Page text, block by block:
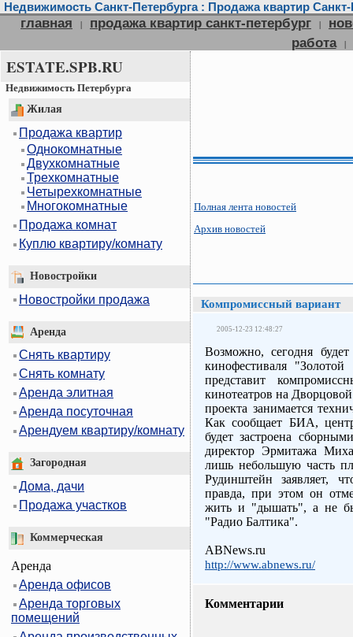
Недвижимость Санкт-Петербурга : Продажа квартир
главная | продажа квартир санкт-петербург |
работа
|
ESTATE.SPB.RU
Недвижимость Петербурга
Жилая
Продажа квартир
Однокомнатные
Двухкомнатные
Трехкомнатные
Четырехкомнатные
Многокомнатные
Продажа комнат
Куплю квартиру/комнату
Новостройки
Новостройки продажа
Аренда
Снять квартиру
Снять комнату
Аренда элитная
Аренда посуточная
Арендуем квартиру/комнату
Загородная
Дома, дачи
Продажа участков
Коммерческая
Аренда
Аренда офисов
Аренда торговых
помещений
Полная лента новостей
Архив новостей
Компромиссный вариант
2005-12-23 12:48:27
Возможно, сегодня
кинофестиваля
представит
кинотеатров на
проекта занимается
Как сообщает БИА,
будет застроена
директор Эрмитажа
лишь небольшую часть
Рудинштейн заявляет,
правда, при этом он
жить и "дышать", а не
"Радио Балтика".
ABNews.ru
http://www.abnews.ru/
Комментарии